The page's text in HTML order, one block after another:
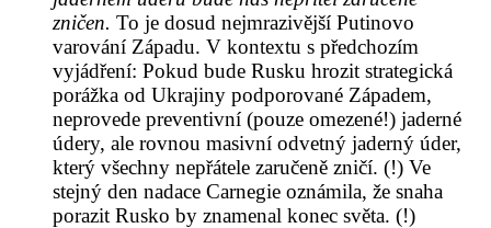
zničen. To je dosud nejmrazivější Putinovo
varování Západu. V kontextu s předchozím
vyjádření: Pokud bude Rusku hrozit strategická
porážka od Ukrajiny podporované Západem,
neprovede preventivní (pouze omezené!) jaderné
údery, ale rovnou masivní odvetný jaderný úder,
který všechny nepřátele zaručeně zničí. (!) Ve
stejný den nadace Carnegie oznámila, že snaha
porazit Rusko by znamenal konec světa. (!)